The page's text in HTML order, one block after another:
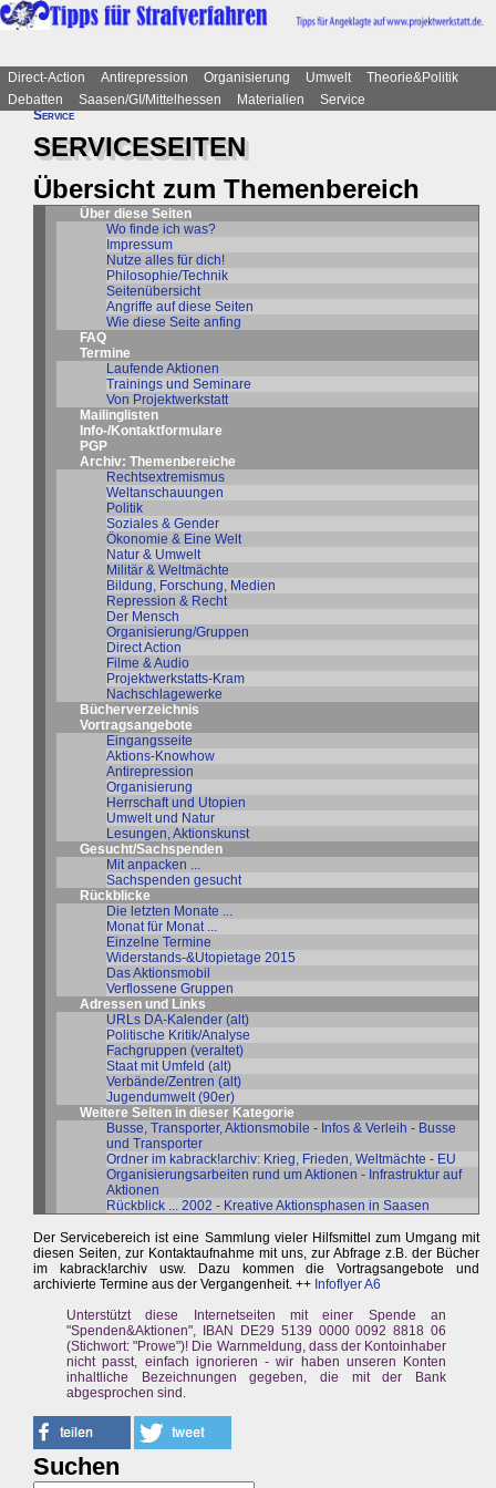
Direct-Action Antirepression Organisierung Umwelt
Theorie&Politik
Debatten
Saasen/GI/Mittelhessen Materialien
Service
Service
SERVICESEITEN
Übersicht zum Themenbereich
Über diese Seiten
Wo finde ich was?
Impressum
Nutze alles für dich!
Philosophie/Technik
Seitenübersicht
Angriffe auf diese Seiten
Wie diese Seite anfing
FAQ
Termine
Laufende Aktionen
Trainings und Seminare
Von Projektwerkstatt
Mailinglisten
Info-/Kontaktformulare
PGP
Archiv: Themenbereiche
Rechtsextremismus
Weltanschauungen
Politik
Soziales & Gender
Ökonomie & Eine Welt
Natur & Umwelt
Militär & Weltmächte
Bildung, Forschung, Medien
Repression & Recht
Der Mensch
Organisierung/Gruppen
Direct Action
Filme & Audio
Projektwerkstatts-Kram
Nachschlagewerke
Bücherverzeichnis
Vortragsangebote
Eingangsseite
Aktions-Knowhow
Antirepression
Organisierung
Herrschaft und Utopien
Umwelt und Natur
Lesungen, Aktionskunst
Gesucht/Sachspenden
Mit anpacken ...
Sachspenden gesucht
Rückblicke
Die letzten Monate ...
Monat für Monat ...
Einzelne Termine
Widerstands-&Utopietage 2015
Das Aktionsmobil
Verflossene Gruppen
Adressen und Links
URLs DA-Kalender (alt)
Politische Kritik/Analyse
Fachgruppen (veraltet)
Staat mit Umfeld (alt)
Verbände/Zentren (alt)
Jugendumwelt (90er)
Weitere Seiten in dieser Kategorie
Busse, Transporter, Aktionsmobile - Infos & Verleih - Busse
und Transporter
Ordner im kabrack!archiv: Krieg, Frieden, Weltmächte - EU
Organisierungsarbeiten rund um Aktionen - Infrastruktur auf
Aktionen
Rückblick ... 2002 - Kreative Aktionsphasen in Saasen
Der Servicebereich ist eine Sammlung vieler Hilfsmittel zum Umgang mit
diesen Seiten, zur Kontaktaufnahme mit uns, zur Abfrage z.B. der Bücher
im kabrack!archiv usw. Dazu kommen die Vortragsangebote und
archivierte Termine aus der Vergangenheit. ++ Infoflyer A6
Unterstützt diese Internetseiten mit einer Spende an
"Spenden&Aktionen", IBAN DE29 5139 0000 0092 8818 06
(Stichwort: "Prowe")! Die Warnmeldung, dass der Kontoinhaber
nicht passt, einfach ignorieren - wir haben unseren Konten
inhaltliche Bezeichnungen gegeben, die mit der Bank
abgesprochen sind.
Suchen